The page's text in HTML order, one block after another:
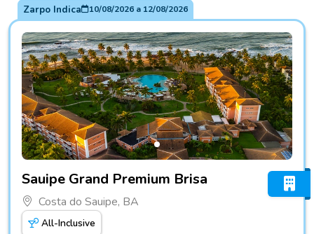
Zarpo Indica 10/08/2026a 12/08/2026
Sauipe Grand Premium Brisa
Costa do Sauipe, BA
All-Inclusive